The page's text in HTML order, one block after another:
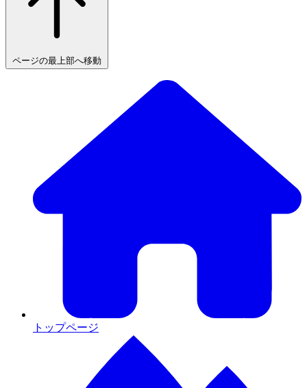
ページの最上部へ移動
トップページ